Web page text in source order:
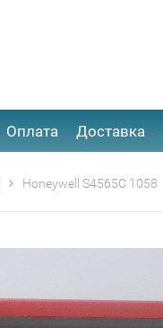
Оплата Доставка
Honeywell S4565C 1058